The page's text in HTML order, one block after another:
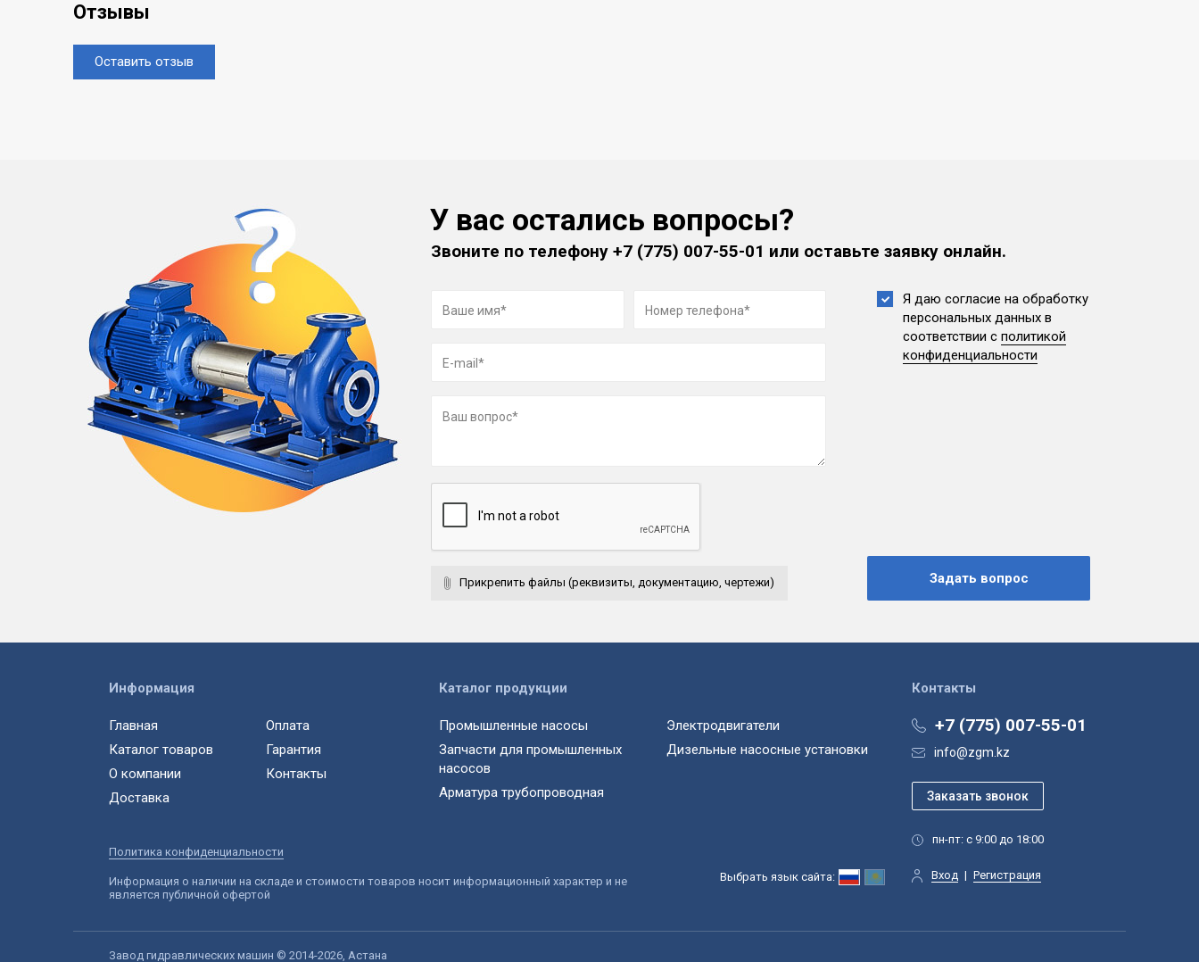
Отзывы
Оставить отзыв
У вас остались вопросы?
Звоните по телефону+7 (775) 007-55-01 или оставьте заявку онлайн.
Прикрепить файлы (реквизиты, документацию, чертежи)
Я даю согласие на обработку
персональных данных в
соответствии с политикой
конфиденциальности
Контакты
+7 (775) 007-55-01
info@zgm.kz
пн-пт: с 9:00 до 18:00
Вход | Регистрация
Выбрать язык сайта:
Информация
Главная
Каталог товаров
О компании
Доставка
Оплата
Гарантия
Контакты
Каталог продукции
Промышленные насосы
Запчасти для промышленных
насосов
Арматура трубопроводная
Электродвигатели
Дизельные насосные установки
Политика конфиденциальности
Информация о наличии на складе и стоимости товаров носит информационный характер и не
является публичной офертой
Завод гидравлических машин © 2014-2026, Астана